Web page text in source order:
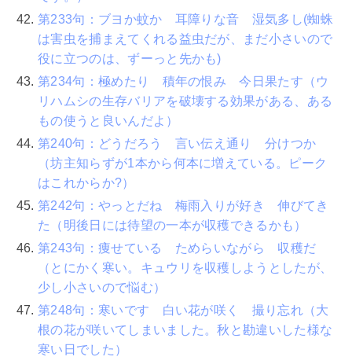
第233句：ブヨか蚊か 耳障りな音 湿気多し(蜘蛛
は害虫を捕まえてくれる益虫だが、まだ小さいので
役に立つのは、ずーっと先かも)
第234句：極めたり 積年の恨み 今日果たす（ウ
リハムシの生存バリアを破壊する効果がある、ある
もの使うと良いんだよ）
第240句：どうだろう 言い伝え通り 分けつか
（坊主知らずが1本から何本に増えている。ピーク
はこれからか?）
第242句：やっとだね 梅雨入りが好き 伸びてき
た（明後日には待望の一本が収穫できるかも）
第243句：痩せている ためらいながら 収穫だ
（とにかく寒い。キュウリを収穫しようとしたが、
少し小さいので悩む）
第248句：寒いです 白い花が咲く 撮り忘れ（大
根の花が咲いてしまいました。秋と勘違いした様な
寒い日でした）